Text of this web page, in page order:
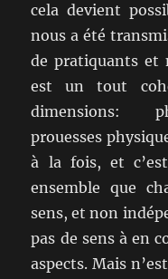
cela devient
nous a été
de pratiquants et
est un tout
dimensions:
prouesses
à la fois, et
ensemble que
sens, et non
pas de sens à en
aspects. Mais